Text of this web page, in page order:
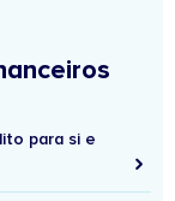
para si e